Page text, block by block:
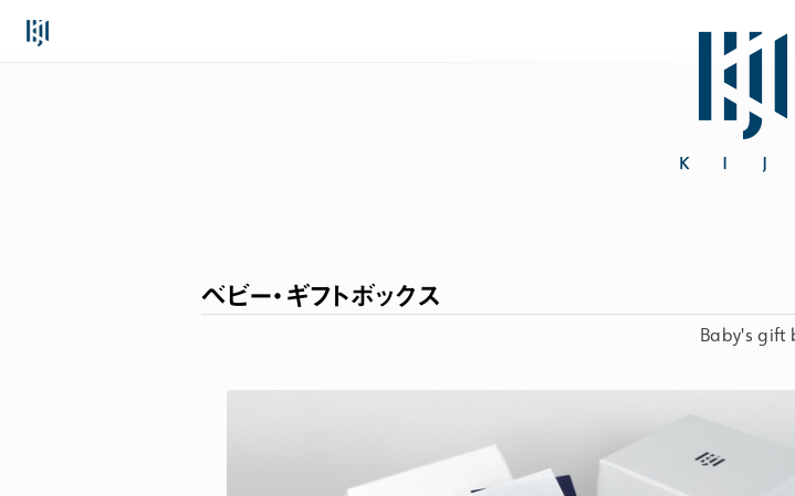
「初めてなのに上手
ベビー・ギフトボックス
Baby's gift